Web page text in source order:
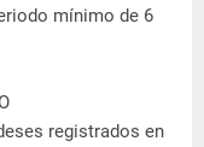
mínimo de 6
registrados en